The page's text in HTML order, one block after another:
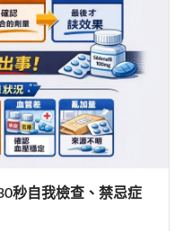
秒自我檢查、禁忌症